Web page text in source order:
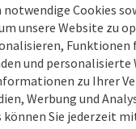
Cookies
unsere Website zu
Funktionen
und personalisierte
zu Ihrer
Werbung und
Sie jederzeit